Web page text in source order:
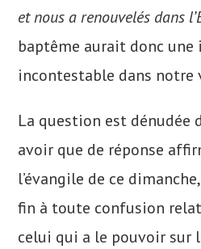
et nous a renouvelés dans
baptême aurait donc une
incontestable dans notre
La question est dénudée
avoir que de réponse
l’évangile de ce
fin à toute confusion
celui qui a le pouvoir sur